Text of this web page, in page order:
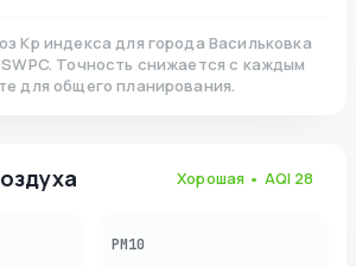
Kp индекса для города Васильковка
SWPC. Точность снижается с каждым
для общего планирования.
Хорошая • AQI 28
PM10